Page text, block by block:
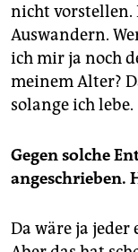
nicht vorstellen.
Auswandern.
ich mir ja noch
meinem Alter?
solange ich lebe.
Gegen solche
angeschrieben.
Da wäre ja